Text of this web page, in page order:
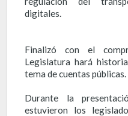
digitales.
Finalizó con el
Legislatura hará
tema de cuentas públicas.
Durante la
estuvieron los